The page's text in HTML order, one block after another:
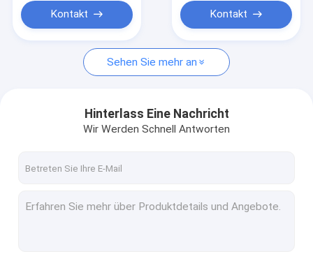
Fordern Sie ein Zitat
Magnesium-Legierungs-Blatt
Magnesium-Photogravüre-Platte
Magnesiumkugeln
Kontakt
LieferantKontakt
Sehen Sie mehr an
Hinterlass Eine Nachricht
Wir Werden Schnell Antworten